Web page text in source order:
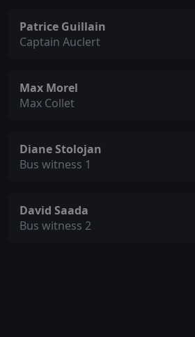
Patrice Guillain
Captain Auclert
Max Morel
Max Collet
Diane Stolojan
Bus witness 1
David Saada
Bus witness 2